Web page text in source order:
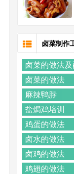
卤菜制作
卤菜的做法
卤菜的做法
麻辣鸭脖
盐焗鸡培训
鸡蛋的做法
卤水的做法
卤鸡的做法
鸡翅的做法